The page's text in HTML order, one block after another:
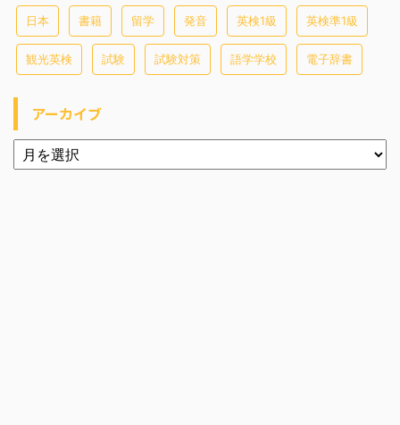
日本 書籍 留学 発音 英検1級 英検準1級
観光英検 試験 試験対策 語学学校 電子辞書
アーカイブ